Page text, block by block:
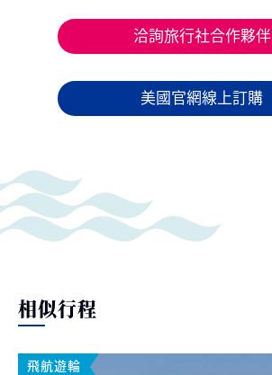
洽詢旅行社合作夥伴
美國官網線上訂購
相似行程
飛航遊輪